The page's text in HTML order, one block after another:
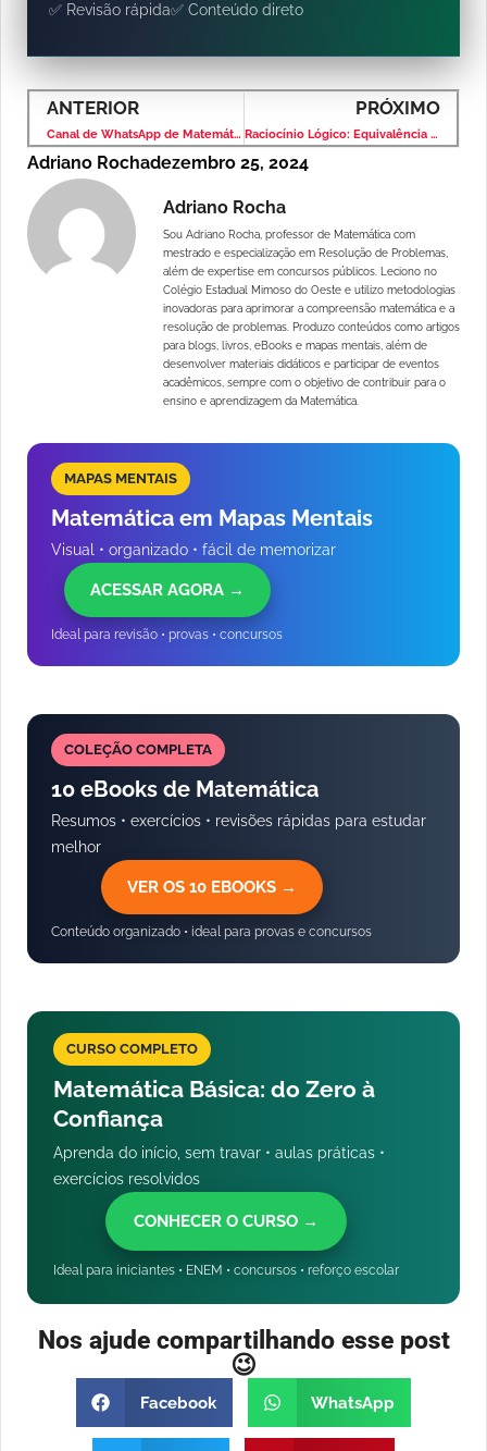
✅ Revisão rápida✅ Conteúdo direto
ANTERIOR
Canal de WhatsApp de Matemática: Aprenda e Compartilhe Conhecimento!
PRÓXIMO
Raciocínio Lógico: Equivalência Lógica– Banca VUNESP – Nível Superior
Adriano Rochadezembro 25, 2024
Adriano Rocha
Sou Adriano Rocha, professor de Matemática com
mestrado e especialização em Resolução de Problemas,
além de expertise em concursos públicos. Leciono no
Colégio Estadual Mimoso do Oeste e utilizo metodologias
inovadoras para aprimorar a compreensão matemática e a
resolução de problemas. Produzo conteúdos como artigos
para blogs, livros, eBooks e mapas mentais, além de
desenvolver materiais didáticos e participar de eventos
acadêmicos, sempre com o objetivo de contribuir para o
ensino e aprendizagem da Matemática.
MAPAS MENTAIS
Matemática em Mapas Mentais
Visual • organizado • fácil de memorizar
ACESSAR AGORA →
Ideal para revisão • provas • concursos
COLEÇÃO COMPLETA
10 eBooks de Matemática
Resumos • exercícios • revisões rápidas para estudar
melhor
VER OS 10 EBOOKS →
Conteúdo organizado • ideal para provas e concursos
CURSO COMPLETO
Matemática Básica: do Zero à
Confiança
Aprenda do início, sem travar • aulas práticas •
exercícios resolvidos
CONHECER O CURSO →
Ideal para iniciantes • ENEM • concursos • reforço escolar
Nos ajude compartilhando esse post
😉
Facebook WhatsApp